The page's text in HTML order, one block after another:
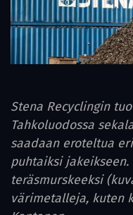
Stena Recyclingin
Tahkoluodossa
saadaan eroteltua
puhtaiksi
teräsmurskeeksi
värimetalleja, kuten